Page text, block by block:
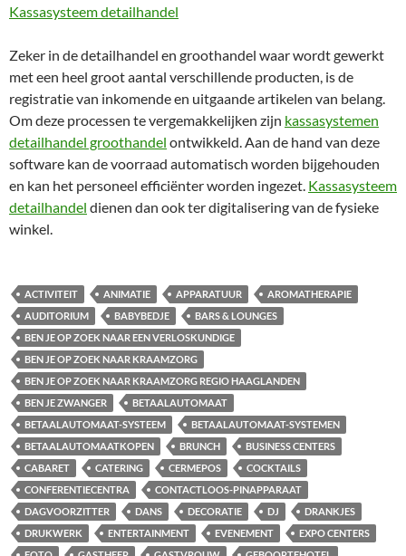
Kassasysteem detailhandel
Zeker in de detailhandel en groothandel waar wordt gewerkt
met een heel groot aantal verschillende producten, is de
registratie van inkomende en uitgaande artikelen van belang.
Om deze processen te vergemakkelijken zijn kassasystemen
detailhandel groothandel ontwikkeld. Aan de hand van deze
software kan de voorraad automatisch worden bijgehouden
en kan het personeel efficiënter worden ingezet. Kassasysteem
detailhandel dienen dan ook ter digitalisering van de fysieke
winkel.
ACTIVITEIT ANIMATIE APPARATUUR
AROMATHERAPIE
AUDITORIUM
BABYBEDJE
BARS & LOUNGES
BEN JE OP ZOEK NAAR EEN VERLOSKUNDIGE
BEN JE OP ZOEK NAAR KRAAMZORG
BEN JE OP ZOEK NAAR KRAAMZORG REGIO HAAGLANDEN
BEN JE ZWANGER
BETAALAUTOMAAT
BETAALAUTOMAAT-SYSTEEM
BETAALAUTOMAAT-SYSTEMEN
BETAALAUTOMAATKOPEN
BRUNCH
BUSINESS CENTERS
CABARET
CATERING CERMEPOS
COCKTAILS
CONFERENTIECENTRA
CONTACTLOOS-PINAPPARAAT
DAGVOORZITTER
DANS DECORATIE DJ
DRANKJES
DRUKWERK
ENTERTAINMENT EVENEMENT
EXPO CENTERS